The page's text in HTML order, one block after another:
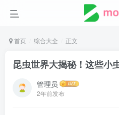
首页 综合大全 正文
昆虫世界大揭秘！这些小
管理员
2年前发布